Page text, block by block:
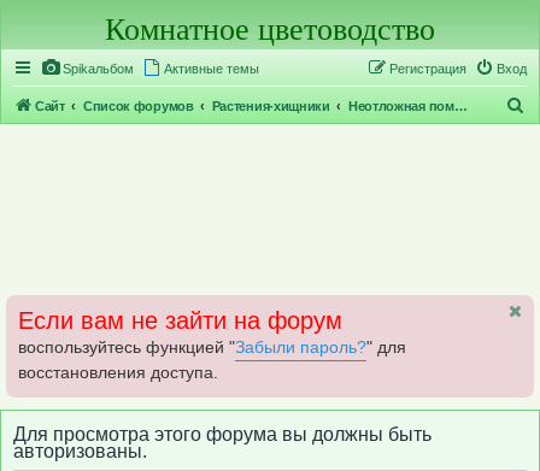
Комнатное цветоводство
Spikальбом Активные темы Вход
Регистрация
Сайт Список форумов Растения-хищники Неотложная помощь хищникам
Если вам не зайти на форум
воспользуйтесь функцией "Забыли пароль?" для
восстановления доступа.
Для просмотра этого форума вы должны быть
авторизованы.